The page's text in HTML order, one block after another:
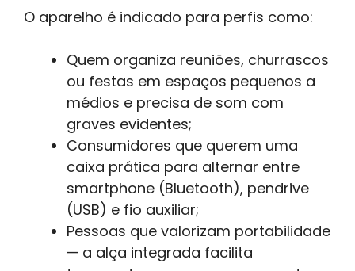
O aparelho é indicado para perfis como:
Quem organiza reuniões, churrascos
ou festas em espaços pequenos a
médios e precisa de som com
graves evidentes;
Consumidores que querem uma
caixa prática para alternar entre
smartphone (Bluetooth), pendrive
(USB) e fio auxiliar;
Pessoas que valorizam portabilidade
— a alça integrada facilita